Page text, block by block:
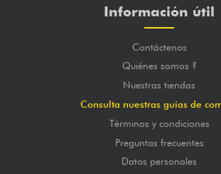
Información útil
Contáctenos
Quiénes somos ?
Nuestras tiendas
Consulta nuestras guías de
Términos y condiciones
Preguntas frecuentes
Datos personales